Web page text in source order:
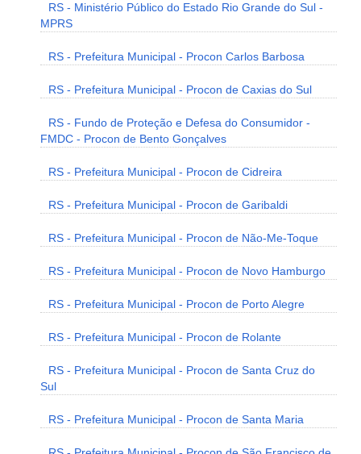
RS - Ministério Público do Estado Rio Grande do Sul -
MPRS
RS - Prefeitura Municipal - Procon Carlos Barbosa
RS - Prefeitura Municipal - Procon de Caxias do Sul
RS - Fundo de Proteção e Defesa do Consumidor -
FMDC - Procon de Bento Gonçalves
RS - Prefeitura Municipal - Procon de Cidreira
RS - Prefeitura Municipal - Procon de Garibaldi
RS - Prefeitura Municipal - Procon de Não-Me-Toque
RS - Prefeitura Municipal - Procon de Novo Hamburgo
RS - Prefeitura Municipal - Procon de Porto Alegre
RS - Prefeitura Municipal - Procon de Rolante
RS - Prefeitura Municipal - Procon de Santa Cruz do
Sul
RS - Prefeitura Municipal - Procon de Santa Maria